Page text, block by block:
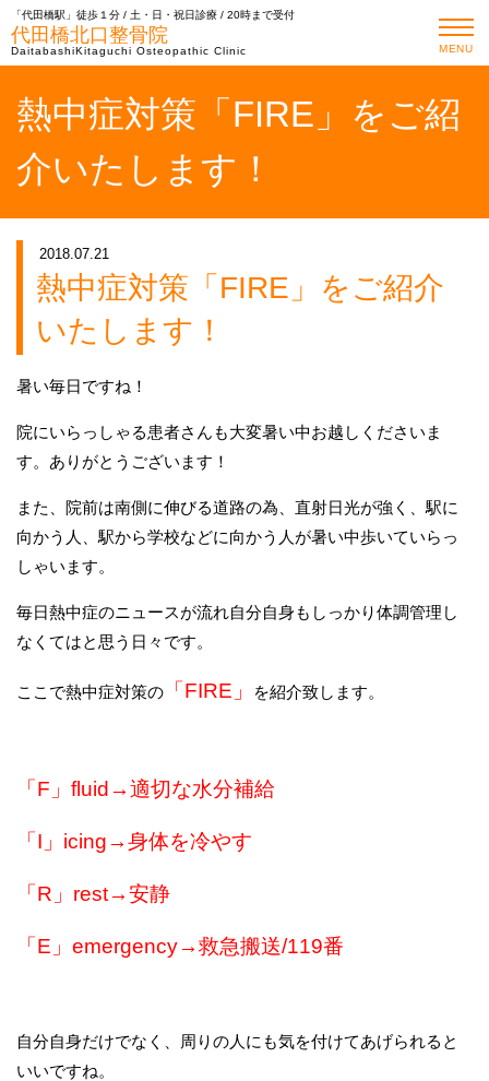
「代田橋駅」徒歩１分 / 土・日・祝日診療 / 20時まで受付
代田橋北口整骨院
DaitabashiKitaguchi Osteopathic Clinic MENU
熱中症対策「FIRE」をご紹
介いたします！
2018.07.21
熱中症対策「FIRE」をご紹介
いたします！
暑い毎日ですね！
院にいらっしゃる患者さんも大変暑い中お越しくださいま
す。ありがとうございます！
また、院前は南側に伸びる道路の為、直射日光が強く、駅に
向かう人、駅から学校などに向かう人が暑い中歩いていらっ
しゃいます。
毎日熱中症のニュースが流れ自分自身もしっかり体調管理し
なくてはと思う日々です。
ここで熱中症対策の 「FIRE」 を紹介致します。
「F」fluid→適切な水分補給
「I」icing→身体を冷やす
「R」rest→安静
「E」emergency→救急搬送/119番
自分自身だけでなく、周りの人にも気を付けてあげられると
いいですね。